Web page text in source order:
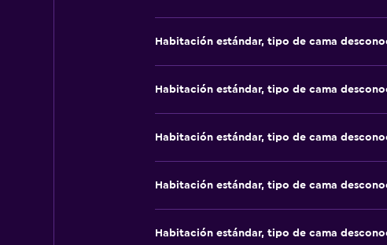
Habitación estándar, tipo de cama
Habitación estándar, tipo de cama
Habitación estándar, tipo de cama
Habitación estándar, tipo de cama
Habitación estándar, tipo de cama